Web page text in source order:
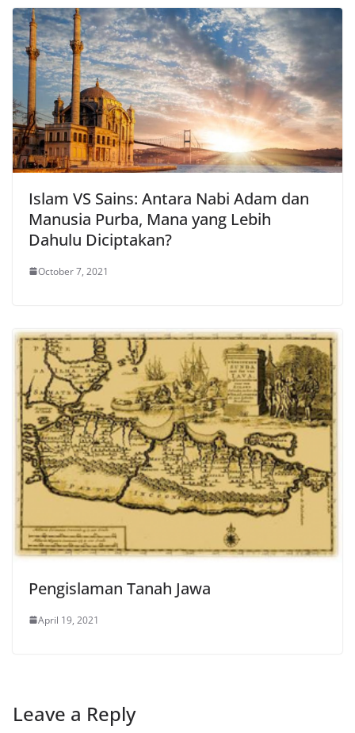
Islam VS Sains: Antara Nabi Adam dan
Manusia Purba, Mana yang Lebih
Dahulu Diciptakan?
October 7, 2021
Pengislaman Tanah Jawa
April 19, 2021
Leave a Reply